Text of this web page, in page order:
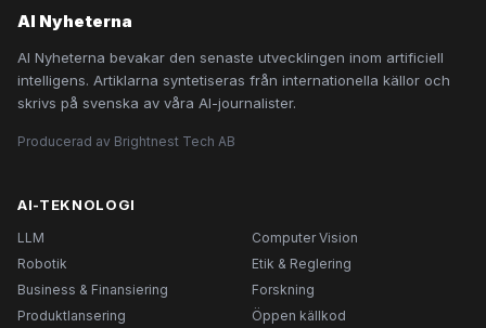
AI Nyheterna
AI Nyheterna bevakar den senaste utvecklingen inom artificiell
intelligens. Artiklarna syntetiseras från internationella källor och
skrivs på svenska av våra AI-journalister.
Producerad av Brightnest Tech AB
AI-TEKNOLOGI
LLM
Computer Vision
Robotik
Etik & Reglering
Business & Finansiering
Forskning
Produktlansering
Öppen källkod